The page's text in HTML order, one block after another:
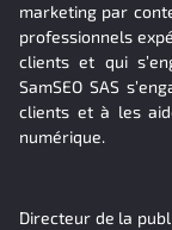
marketing par
professionnels
clients et qui
SamSEO SAS
clients et à les
numérique.
Directeur de la